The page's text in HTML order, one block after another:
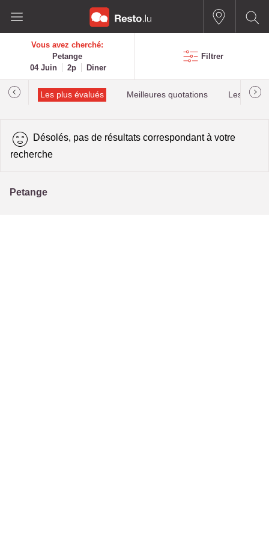
Vous avez cherché:
Petange
04 Juin
2p Diner
Filtrer
Les plus évalués Meilleures quotations Les plus
Désolés, pas de résultats correspondant à votre
recherche
Petange